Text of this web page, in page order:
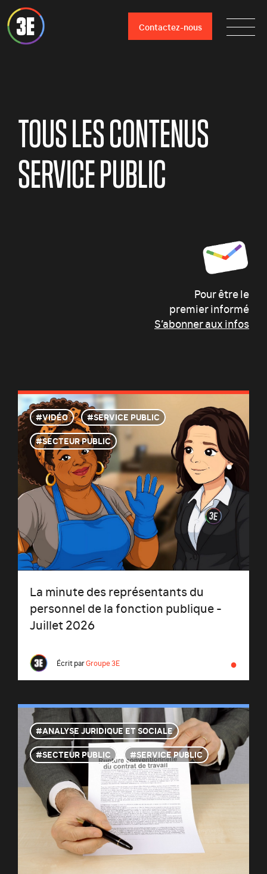
Contactez-nous
TOUS LES CONTENUS
SERVICE PUBLIC
Pour être le
premier informé
S’abonner aux infos
VIDÉO
SERVICE PUBLIC
SECTEUR PUBLIC
La minute des représentants du
personnel de la fonction publique -
Juillet 2026
Écrit parGroupe 3E ●
ANALYSE JURIDIQUE ET SOCIALE
SECTEUR PUBLIC
SERVICE PUBLIC